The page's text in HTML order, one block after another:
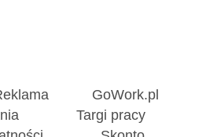
GoWork.pl
Targi pracy